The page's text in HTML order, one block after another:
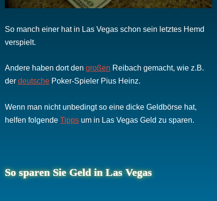
So manch einer hat in Las Vegas schon sein letztes Hemd
verspielt.
Andere haben dort den großen Reibach gemacht, wie z.B.
der deutsche Poker-Spieler Pius Heinz.
Wenn man nicht unbedingt so eine dicke Geldbörse hat,
helfen folgende Tipps um in Las Vegas Geld zu sparen.
So sparen Sie Geld in Las Vegas